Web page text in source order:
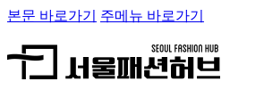
본문 바로가기 주메뉴 바로가기